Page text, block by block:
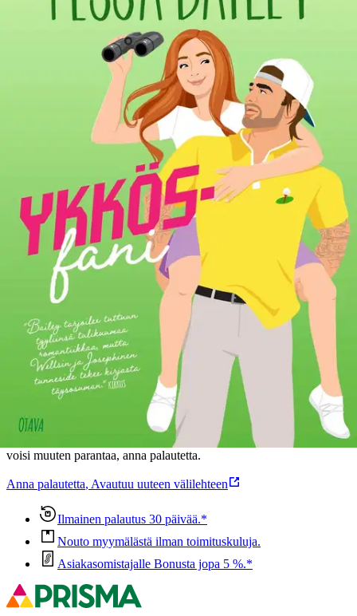
Tuotekuvaus
Hittikirjailijan Big Shots -sporttiromanssisarjan kuuma avausosa.
Wells Whitaker oli golfin nouseva, kirkas tähti, mutta huippuajoista
on jäljellä vain karmea darra, läjä rikkinäisiä golfmailoja ja yksi
sinnikäs kannattaja, Josephine. Vaikka Wells pelaisi kuinka
surkeasti, aurinkoinen punapää tsemppaa häntä aina. Kun Wells
heittää pikaistuksissaan pyyhkeen kehään, alkaa Josephinenkin usko
horjua.Mutta sitten Wells ilmaantuu hänen ovelleen ja tekee
yllättävän ehdotuksen: jos Josephine ryhtyy hänen caddiekseen ja
auttaa häntä kääntämään suunnan, he jakavat tulevat palkintorahat.
Pian kaksikko on erottamaton. Mutta ei kai ammattiurheilija voisi
rakastua ykkösfaniinsa? Sehän olisi naurettavaa!
Näytä lisää
Ominaisuudet
Oletko tyytyväinen tuotetietoihin?
Ovatko tuotetiedot riittävät? Jos tuotetiedoissa on puutteita tai niitä
voisi muuten parantaa, anna palautetta.
Anna palautetta, Avautuu uuteen välilehteen
Ilmainen palautus 30 päivää.*
Nouto myymälästä ilman toimituskuluja.
Asiakasomistajalle Bonusta jopa 5 %.*